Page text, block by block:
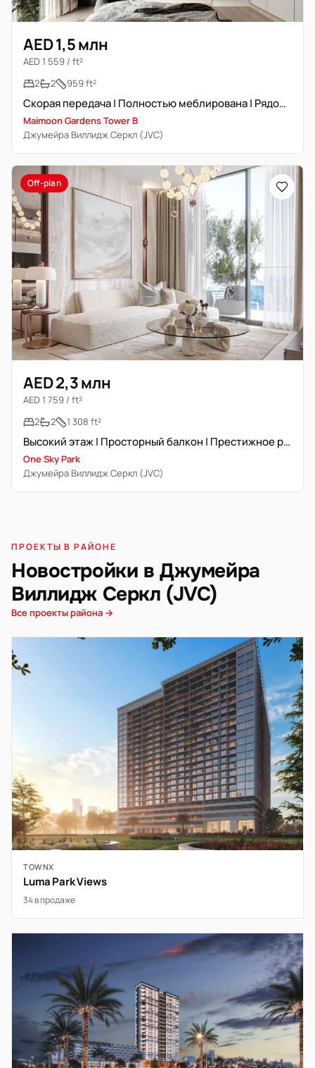
AED 1,5 млн
AED 1 559 / ft²
2
2 959 ft²
Скорая передача | Полностью меблирована | Рядом с торговым центром
Maimoon Gardens Tower B
Джумейра Виллидж Серкл (JVC)
Off-plan
AED 2,3 млн
AED 1 759 / ft²
2
2 1 308 ft²
Высокий этаж | Просторный балкон | Престижное расположение
One Sky Park
Джумейра Виллидж Серкл (JVC)
ПРОЕКТЫ В РАЙОНЕ
Новостройки в Джумейра
Виллидж Серкл (JVC)
Все проекты района →
TOWNX
Luma Park Views
34 в продаже